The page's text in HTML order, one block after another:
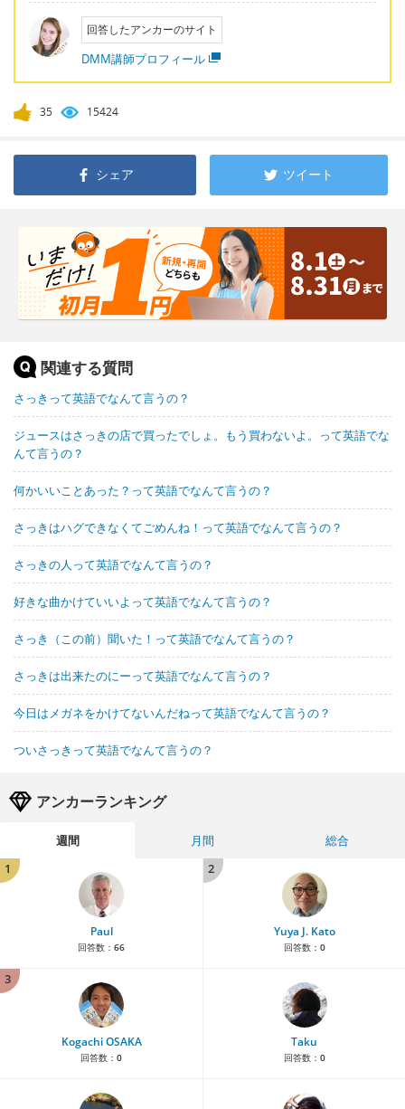
回答したアンカーのサイト
DMM講師プロフィール
35 15424
シェア ツイート
関連する質問
さっきって英語でなんて言うの？
ジュースはさっきの店で買ったでしょ。もう買わないよ。って英語でな
んて言うの？
何かいいことあった？って英語でなんて言うの？
さっきはハグできなくてごめんね！って英語でなんて言うの？
さっきの人って英語でなんて言うの？
好きな曲かけていいよって英語でなんて言うの？
さっき（この前）聞いた！って英語でなんて言うの？
さっきは出来たのにーって英語でなんて言うの？
今日はメガネをかけてないんだねって英語でなんて言うの？
ついさっきって英語でなんて言うの？
アンカーランキング
週間 月間
総合
1
Paul
回答数： 66
2
Yuya J. Kato
回答数： 0
3
Kogachi OSAKA
回答数： 0
Taku
回答数： 0